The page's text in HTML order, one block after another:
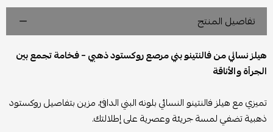
تفاصيل المنتج
هيلز نسائي من فالنتينو بني مرصع روكستود ذهبي – فخامة تجمع بين
الجرأة والأناقة
تميزي مع هيلز فالنتينو النسائي بلونه البني الدافئ، مزين بتفاصيل روكستود
ذهبية تضفي لمسة جريئة وعصرية على إطلالتك.